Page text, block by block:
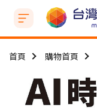
首頁 購物首頁